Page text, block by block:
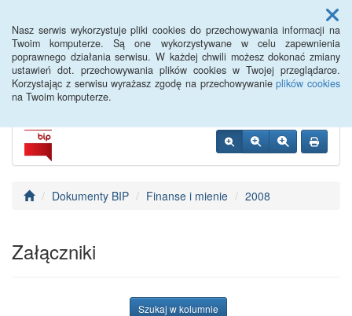
Nasz serwis wykorzystuje pliki cookies do przechowywania informacji na
Twoim komputerze. Są one wykorzystywane w celu zapewnienia
poprawnego działania serwisu. W każdej chwili możesz dokonać zmiany
ustawień dot. przechowywania plików cookies w Twojej przeglądarce.
Korzystając z serwisu wyrażasz zgodę na przechowywanieplików cookies
na Twoim komputerze.
Menu
PUP Góra
Dokumenty BIP Finanse i mienie 2008
Załączniki
Szukaj w kolumnie